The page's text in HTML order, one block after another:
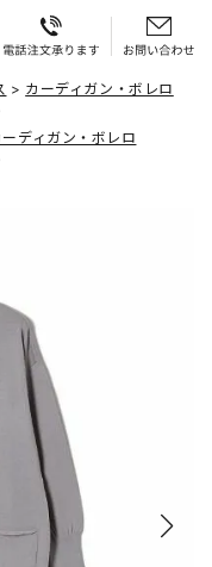
カーディガン・ボレロ
ーディガン・ボレロ